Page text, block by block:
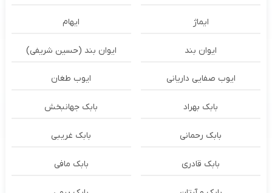
ایماژ ایهام
ایوان بند ایوان بند (حسین شریفی)
ایوب صفایی داریانی ایوب طغان
بابک بهراد بابک جهانبخش
بابک رحمانی بابک غریبی
بابک قادری بابک مافی